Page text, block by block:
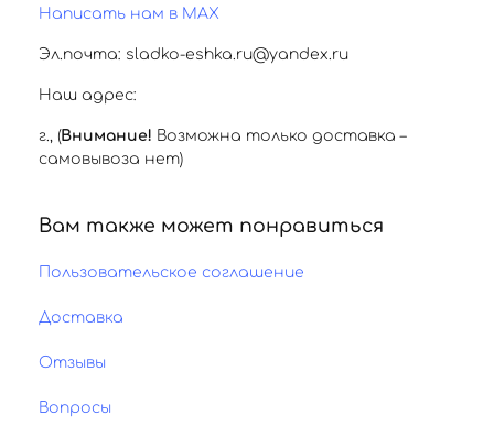
Написать нам в MAX
Эл.почта: sladko-eshka.ru@yandex.ru
Наш адрес:
г. , (Внимание! Возможна только доставка –
самовывоза нет)
Вам также может понравиться
Пользовательское соглашение
Доставка
Отзывы
Вопросы